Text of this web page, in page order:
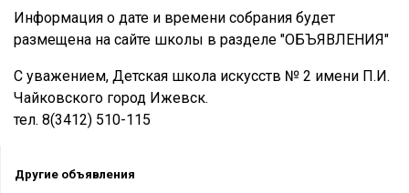
Информация о дате и времени собрания будет
размещена на сайте школы в разделе "ОБЪЯВЛЕНИЯ"
С уважением, Детская школа искусств № 2 имени П.И.
Чайковского город Ижевск.
тел. 8(3412) 510-115
Другие объявления